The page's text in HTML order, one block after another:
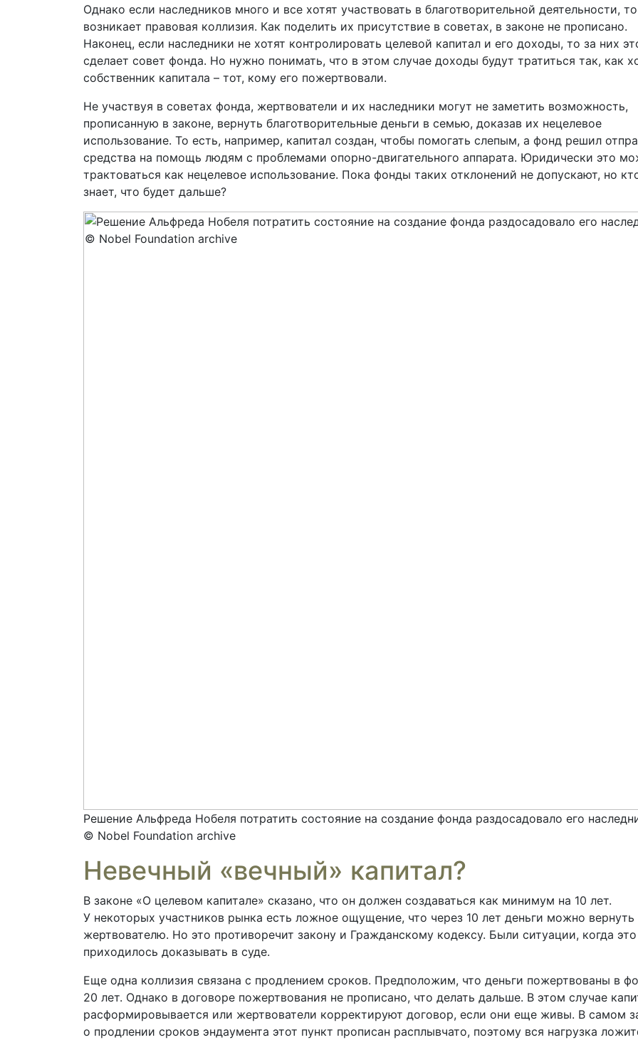
Однако если наследников много и все хотят участвовать в благотворительной деятельности, то
возникает правовая коллизия. Как поделить их присутствие в советах, в законе не прописано.
Наконец, если наследники не хотят контролировать целевой капитал и его доходы, то за них
сделает совет фонда. Но нужно понимать, что в этом случае доходы будут тратиться так, как
собственник капитала – тот, кому его пожертвовали.
Не участвуя в советах фонда, жертвователи и их наследники могут не заметить возможность,
прописанную в законе, вернуть благотворительные деньги в семью, доказав их нецелевое
использование. То есть, например, капитал создан, чтобы помогать слепым, а фонд решил
средства на помощь людям с проблемами опорно-­двигательного аппарата. Юридически это
трактоваться как нецелевое использование. Пока фонды таких отклонений не допускают, но
знает, что будет дальше?
Решение Альфреда Нобеля потратить состояние на создание фонда раздосадовало его
© Nobel Foundation archive
Невечный «вечный» капитал?
В законе «О целевом капитале» сказано, что он должен создаваться как минимум на 10 лет.
У некоторых участников рынка есть ложное ощущение, что через 10 лет деньги можно вернуть
жертвователю. Но это противоречит закону и Гражданскому кодексу. Были ситуации, когда это
приходилось доказывать в суде.
Еще одна коллизия связана с продлением сроков. Предположим, что деньги пожертвованы в
20 лет. Однако в договоре пожертвования не прописано, что делать дальше. В этом случае
расформировывается или жертвователи корректируют договор, если они еще живы. В самом
о продлении сроков эндаумента этот пункт прописан расплывчато, поэтому вся нагрузка